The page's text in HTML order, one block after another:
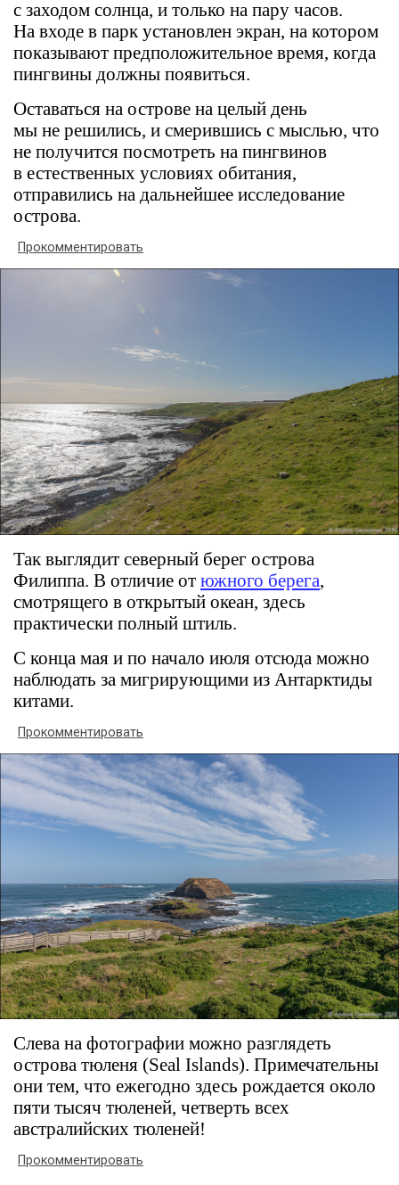
с заходом солнца, и только на пару часов.
На входе в парк установлен экран, на котором
показывают предположительное время, когда
пингвины должны появиться.
Оставаться на острове на целый день
мы не решились, и смерившись с мыслью, что
не получится посмотреть на пингвинов
в естественных условиях обитания,
отправились на дальнейшее исследование
острова.
Прокомментировать
Так выглядит северный берег острова
Филиппа. В отличие от южного берега,
смотрящего в открытый океан, здесь
практически полный штиль.
С конца мая и по начало июля отсюда можно
наблюдать за мигрирующими из Антарктиды
китами.
Прокомментировать
Слева на фотографии можно разглядеть
острова тюленя (Seal Islands). Примечательны
они тем, что ежегодно здесь рождается около
пяти тысяч тюленей, четверть всех
австралийских тюленей!
Прокомментировать